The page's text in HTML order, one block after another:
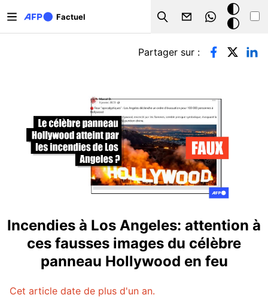
Factuel
Search
Mode
sombre
Onglets principaux
Partager sur :
Incendies à Los Angeles: attention à
ces fausses images du célèbre
panneau Hollywood en feu
Cet article date de plus d'un an.